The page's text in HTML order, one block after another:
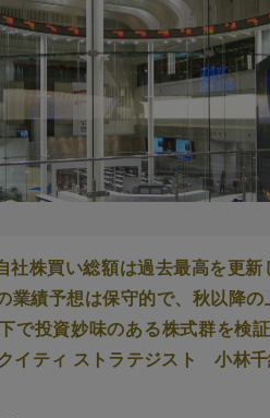
株買い総額は過去最高を更
業績予想は保守的で、秋以降
で投資妙味のある株式群を検
イティ ストラテジスト 小林千